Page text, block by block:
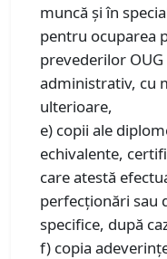
muncă şi în
pentru ocuparea
prevederilor
administrativ, cu
ulterioare,
e) copii ale
echivalente,
care atestă
perfecționări sau
specifice, după
f) copia